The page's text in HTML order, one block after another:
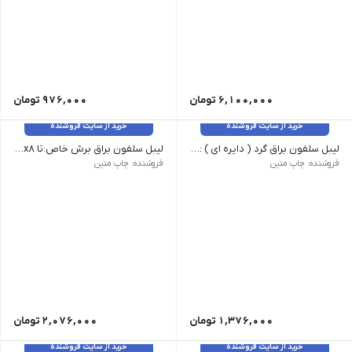
6,100,000 تومان 976,000 تومان
خرید از سایت فروشنده
لیبل سلفون براق گرد ( دایره ای ) :قطر ۳ ۸.۵x۴.۸ سایز (cm) ابعاد طراحی (cm) 9 روزکاری ۵ روزکاری فوری 3روزکاری قالب طراحی قطر ۳ ۸.۵x۴.۸ 615,000 647,000 658,000 | قطر ۴ ۸.۵x۴.۸ 615,000 647,000 658,000 | قطر ۵.۵ ۸.۵x۹.۶ 980,000 1,044,000 1,066,000 | قطر ۷.۵ ۸.۵x۹.۶ 980,000 1,044,000 1,066,000
فروشنده: چاپ متین
1,376,000 تومان
خرید از سایت فروشنده
لیبل سلفون براق برش خاص:تا 4.5x8 سایز طراحی (cm) ۱۰ روزکاری ۵ روزکاری تا 4.5x8 865,000 897,000 | تا 8x9 1,280,000 1,344,000 | تا 8x13.5 1,795,000 1,891,000 | تا 9x16 2,180,000 2,308,000 | تا 10x14 2,695,000 2,855,000 | تا 14x19 4,020,000 4,276,000 | تا 19x27 6,975,000 7,455,000 | برای سایر سایز ها و یا سایز بالاتر استعلام بگیرید.
فروشنده: چاپ متین
2,076,000 تومان
خرید از سایت فروشنده خرید از سایت فروشنده